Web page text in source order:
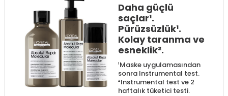
Daha güçlü
saçlar¹.
Pürüzsüzlük­¹.
Kolay taranma ve
esneklik².
¹Maske uygulamasından
sonra Instrumental test.
²Instrumental test ve 2
haftalık tüketici testi.